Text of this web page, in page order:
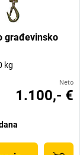
građevinsko
kg
Neto
1.100,- €